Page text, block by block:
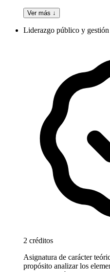
Ver más ↓
Liderazgo público y
2 créditos
Asignatura de carácter
propósito analizar los